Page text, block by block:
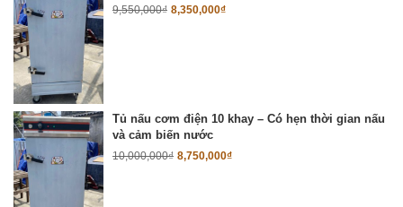
9,550,000₫ 8,350,000₫
Tủ nấu cơm điện 10 khay – Có hẹn thời gian nấu
và cảm biến nước
10,000,000₫ 8,750,000₫